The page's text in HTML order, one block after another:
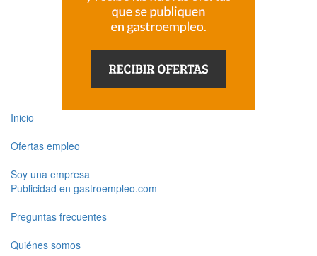
Inicio
Ofertas empleo
Soy una empresa
Publicidad en gastroempleo.com
Preguntas frecuentes
Quiénes somos